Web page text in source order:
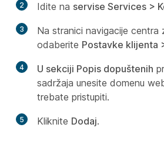
2 Idite na servise Services >
3
Na stranici navigacije centra
odaberite Postavke klijenta
4 U sekciji Popis dopuštenih
sadržaja unesite domenu
trebate pristupiti.
5 Kliknite Dodaj.